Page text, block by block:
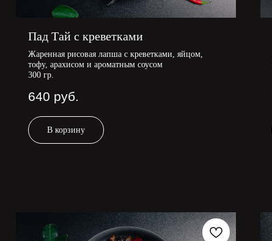
Пад Тай с креветками
Жаренная рисовая лапша с креветками, яйцом,
тофу, арахисом и ароматным соусом
300 гр.
640 руб.
В корзину